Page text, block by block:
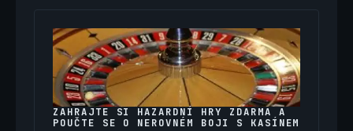
ZAHRAJTE SI HAZARDNÍ HRY ZDARMA A
POUČTE SE O NEROVNÉM BOJI S KASÍNEM